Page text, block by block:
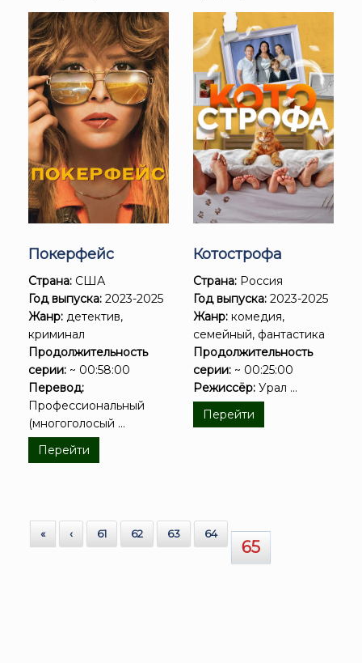
Покерфейс
Страна: США
Год выпуска: 2023-2025
Жанр: детектив,
криминал
Продолжительность
серии: ~ 00:58:00
Перевод:
Профессиональный
(многоголосый ...
Перейти
Котострофа
Страна: Россия
Год выпуска: 2023-2025
Жанр: комедия,
семейный, фантастика
Продолжительность
серии: ~ 00:25:00
Режиссёр: Урал ...
Перейти
« ‹ 61 62 63 64
65